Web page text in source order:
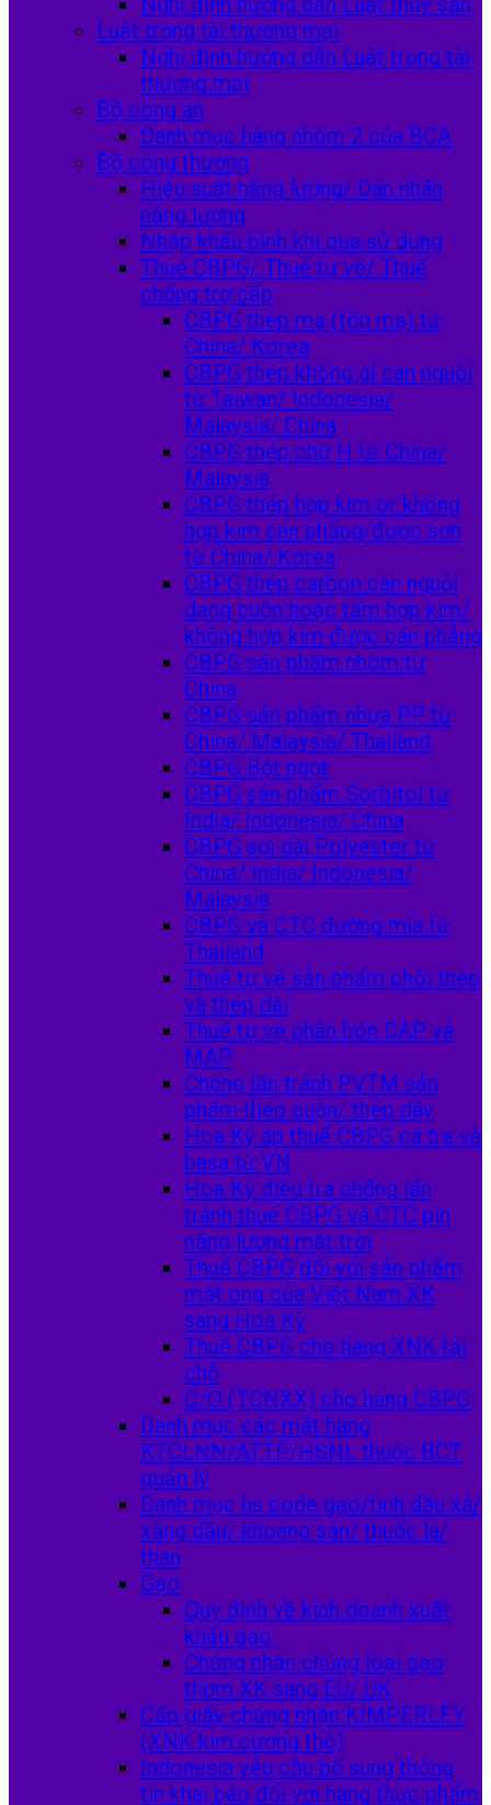
Luật trọng tài thương mại
Nghị định hướng dẫn Luật trọng tài
thương mại
Bộ công an
Danh mục hàng nhóm 2 của BCA
Bộ công thương
Hiệu suất năng lượng/ Dán nhãn
năng lượng
Nhập khẩu bình khí qua sử dụng
Thuế CBPG/ Thuế tự vệ/ Thuế
chống trợ cấp
CBPG thép mạ (tôn mạ) từ
China/ Korea
CBPG thép không gỉ cán nguội
từ Taiwan/ Indonesia/
Malaysia/ China
CBPG thép chữ H từ China/
Malaysia
CBPG thép hợp kim or không
hợp kim cán phẳng/được sơn
từ China/ Korea
CBPG thép carbon cán nguội
dạng cuộn hoặc tấm hợp kim/
không hợp kim được cán phẳng
CBPG sản phẩm nhôm từ
China
CBPG sản phẩm nhựa PP từ
China/ Malaysia/ Thailand
CBPG Bột ngọt
CBPG sản phẩm Sorbitol từ
India/ Indonesia/ China
CBPG sợi dài Polyester từ
China/ India/ Indonesia/
Malaysia
CBPG và CTC đường mía từ
Thailand
Thuế tự vệ sản phẩm phôi thép
và thép dài
Thuế tự vệ phân bón DAP và
MAP
Chống lẩn tránh PVTM sản
phẩm thép cuộn/ thép dây
Hoa Kỳ áp thuế CBPG cá tra và
basa từ VN
Hoa Kỳ điều tra chống lẩn
tránh thuế CBPG và CTC pin
năng lượng mặt trời
Thuế CBPG đối với sản phẩm
mật ong của Việt Nam XK
sang Hoa Kỳ
Thuế CBPG cho hàng XNK tại
chỗ
C/O (TCNXX) cho hàng CBPG
Danh mục các mặt hàng
KTCLNN/ATTP/HSNL thuộc BCT
quản lý
Danh mục hs code gạo/tinh dầu xá/
xăng dầu/ khoáng sản/ thuốc lá/
than
Gạo
Quy định về kinh doanh xuất
khẩu gạo
Chứng nhận chủng loại gạo
thơm XK sang EU/ UK
Cấp giấy chứng nhận KIMPERLEY
(XNK kim cương thô)
Indonesia yêu cầu bổ sung thông
tin khai báo đối với hàng thực phẩm